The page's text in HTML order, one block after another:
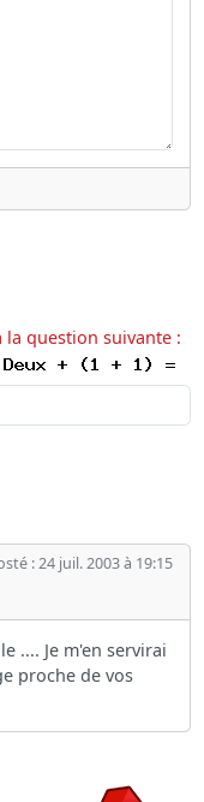
question suivante :
: 24 juil. 2003 à 19:15
.... Je m'en servirai
proche de vos